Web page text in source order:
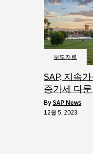
보도자료
SAP, 지속
증가세 다
by SAP News
12월 5, 2023